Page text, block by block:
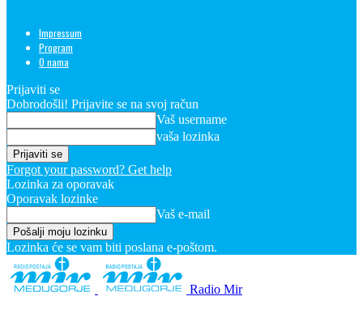
Impressum
Program
O nama
Prijaviti se
Dobrodošli! Prijavite se na svoj račun
Vaš username
vaša lozinka
Forgot your password? Get help
Lozinka za oporavak
Oporavak lozinke
Vaš e-mail
Lozinka će se vam biti poslana e-poštom.
Radio Mir